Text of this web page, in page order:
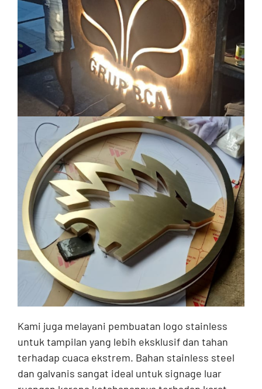
Kami juga melayani pembuatan logo stainless
untuk tampilan yang lebih eksklusif dan tahan
terhadap cuaca ekstrem. Bahan stainless steel
dan galvanis sangat ideal untuk signage luar